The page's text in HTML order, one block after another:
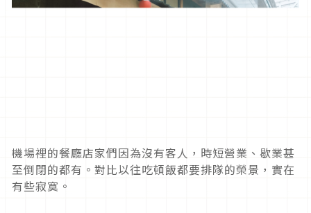
機場裡的餐廳店家們因為沒有客人，時短營業、歇業甚
至倒閉的都有。對比以往吃頓飯都要排隊的榮景，實在
有些寂寞。